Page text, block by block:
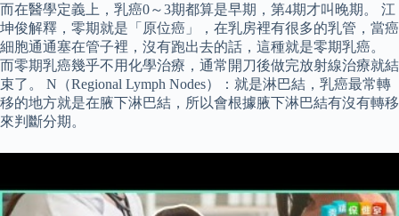
而在醫學定義上，乳癌0～3期都算是早期，第4期才叫晚期。 江
坤俊解釋，零期就是「原位癌」，在乳房裡有很多的乳管，當癌
細胞通通塞在管子裡，沒有跑出去的話，這種就是零期乳癌。
而零期乳癌幾乎不用化學治療，通常開刀後做完放射線治療就結
束了。 N（Regional Lymph Nodes）：就是淋巴結，乳癌最常轉
移的地方就是在腋下淋巴結，所以會根據腋下淋巴結有沒有轉移
來判斷分期。